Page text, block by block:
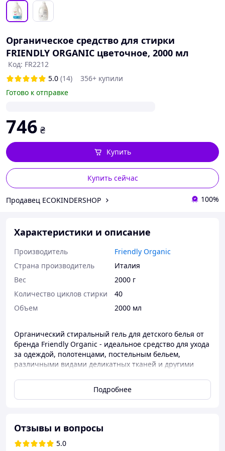
Органическое средство для стирки
FRIENDLY ORGANIC цветочное, 2000 мл
Код: FR2212
5.0 (14)
356+ купили
Готово к отправке
746 ₴
Купить сейчас
Купить
Продавец ECOKINDERSHOP 100%
Характеристики и описание
Производитель
Friendly Organic
Страна производитель
Италия
Вес
2000 г
Количество циклов стирки
40
Объем
2000 мл
Органический стиральный гель для детского белья от
бренда Friendly Organic - идеальное средство для ухода
за одеждой, полотенцами, постельным бельем,
различными видами деликатных тканей и другими
только натуральные компоненты, однако эффективно
справится с любыми видами загрязнений. Содержит
белых тканей. Дозировка: для автоматической стирки
4-5 кг вещей добавьте 30-50 мл средства. Для ручной
стирки - 20 мл на 10 л воды. Для очень жесткой воды -
Подробнее
Отзывы и вопросы
5.0